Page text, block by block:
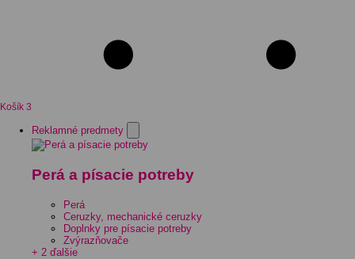
Košík 3
Reklamné predmety
Perá a písacie potreby
Perá
Ceruzky, mechanické ceruzky
Doplnky pre písacie potreby
Zvýrazňovače
+ 2 ďalšie